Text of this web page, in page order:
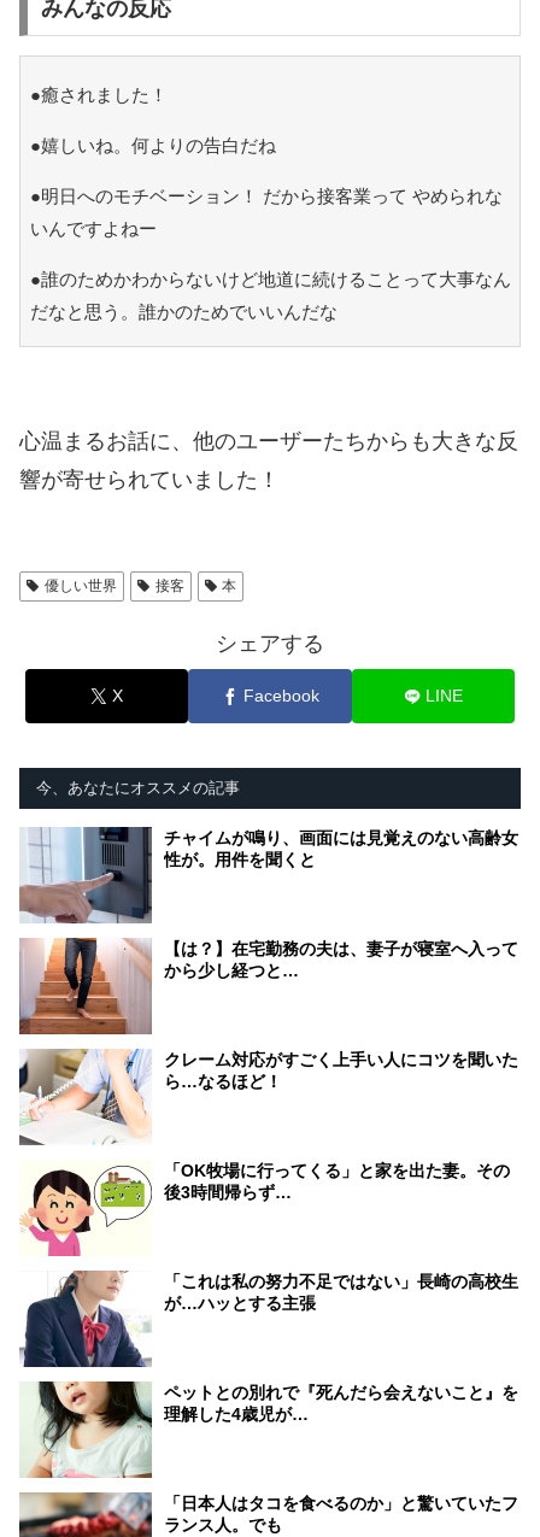
みんなの反応
●癒されました！
●嬉しいね。何よりの告白だね
●明日へのモチベーション！ だから接客業って やめられな
いんですよねー
●誰のためかわからないけど地道に続けることって大事なん
だなと思う。誰かのためでいいんだな
心温まるお話に、他のユーザーたちからも大きな反
響が寄せられていました！
優しい世界 接客 本
シェアする
X Facebook LINE
今、あなたにオススメの記事
チャイムが鳴り、画面には見覚えのない高齢女
性が。用件を聞くと
【は？】在宅勤務の夫は、妻子が寝室へ入って
から少し経つと…
クレーム対応がすごく上手い人にコツを聞いた
ら…なるほど！
「OK牧場に行ってくる」と家を出た妻。その
後3時間帰らず…
「これは私の努力不足ではない」長崎の高校生
が…ハッとする主張
ペットとの別れで『死んだら会えないこと』を
理解した4歳児が…
「日本人はタコを食べるのか」と驚いていたフ
ランス人。でも